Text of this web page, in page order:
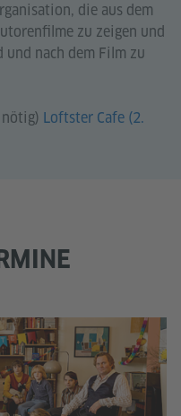
die aus dem
zu zeigen und
und nach dem Film zu
Loftster Cafe (2.